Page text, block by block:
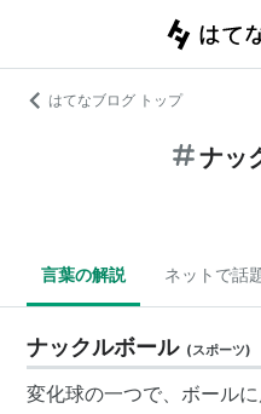
はてなブログ トップ
ナッ
言葉の解説 ネットで話
ナックルボール (スポーツ)
変化球の一つで、ボール